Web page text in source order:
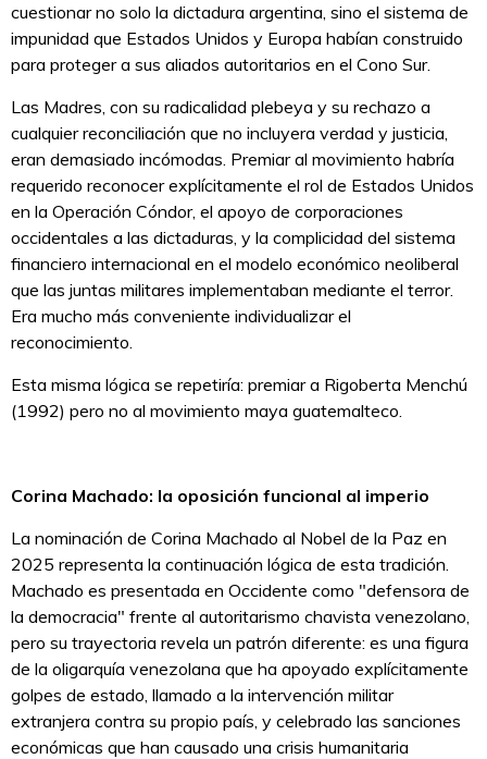
cuestionar no solo la dictadura argentina, sino el sistema de
impunidad que Estados Unidos y Europa habían construido
para proteger a sus aliados autoritarios en el Cono Sur.
Las Madres, con su radicalidad plebeya y su rechazo a
cualquier reconciliación que no incluyera verdad y justicia,
eran demasiado incómodas. Premiar al movimiento habría
requerido reconocer explícitamente el rol de Estados Unidos
en la Operación Cóndor, el apoyo de corporaciones
occidentales a las dictaduras, y la complicidad del sistema
financiero internacional en el modelo económico neoliberal
que las juntas militares implementaban mediante el terror.
Era mucho más conveniente individualizar el
reconocimiento.
Esta misma lógica se repetiría: premiar a Rigoberta Menchú
(1992) pero no al movimiento maya guatemalteco.
Corina Machado: la oposición funcional al imperio
La nominación de Corina Machado al Nobel de la Paz en
2025 representa la continuación lógica de esta tradición.
Machado es presentada en Occidente como "defensora de
la democracia" frente al autoritarismo chavista venezolano,
pero su trayectoria revela un patrón diferente: es una figura
de la oligarquía venezolana que ha apoyado explícitamente
golpes de estado, llamado a la intervención militar
extranjera contra su propio país, y celebrado las sanciones
económicas que han causado una crisis humanitaria